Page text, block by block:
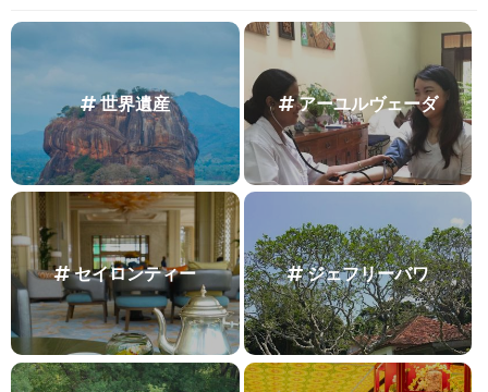
世界遺産 アーユルヴェーダ
セイロンティー ジェフリーバワ